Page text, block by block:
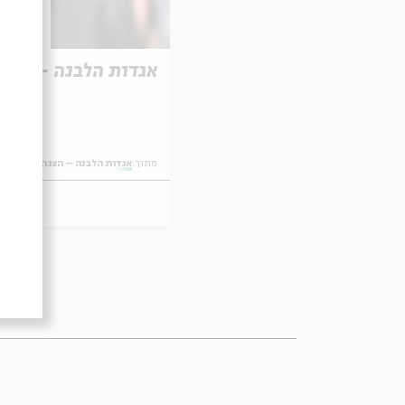
אגדות הלבנה – 18.9
מתוך:אגדות הלבנה – הצגה לילדים